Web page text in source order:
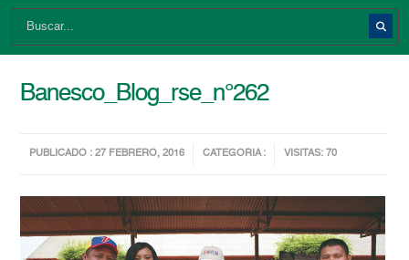
Banesco_Blog_rse_n°262
PUBLICADO : 27 FEBRERO, 2016 CATEGORIA : VISITAS: 70